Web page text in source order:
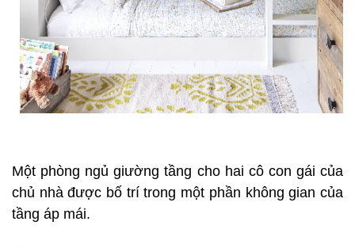
Một phòng ngủ giường tầng cho hai cô con gái của
chủ nhà được bố trí trong một phần không gian của
tầng áp mái.